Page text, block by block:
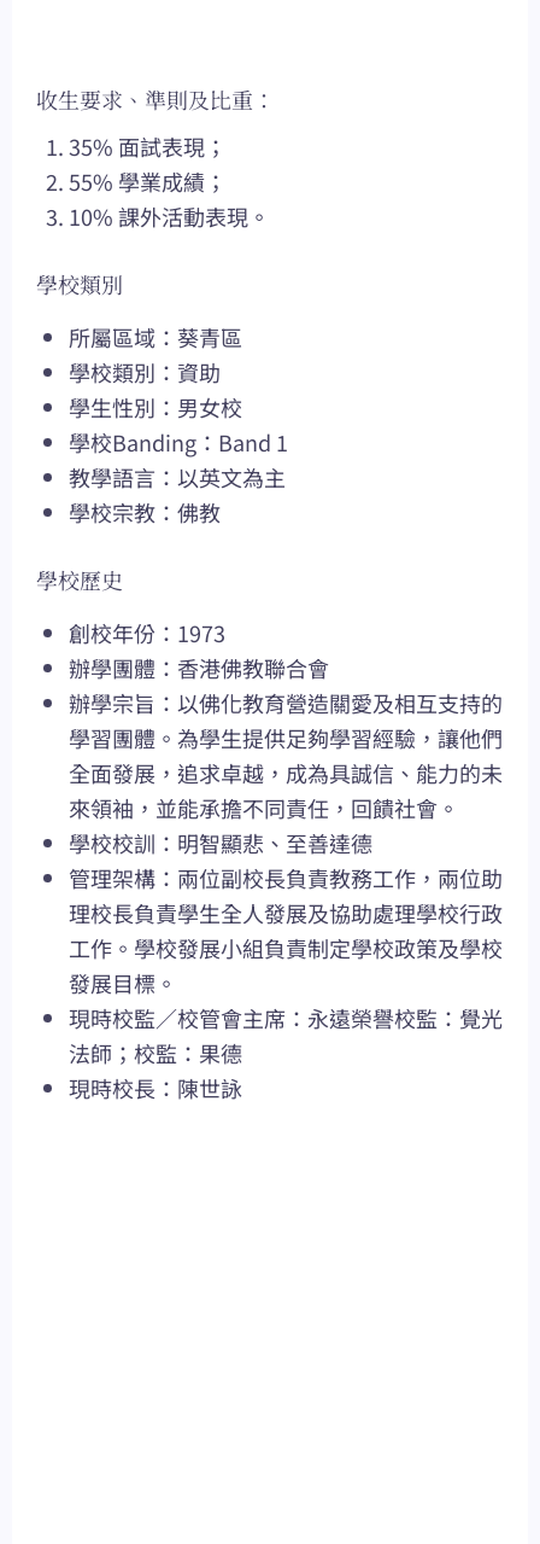
收生要求、準則及比重：
35% 面試表現；
55% 學業成績；
10% 課外活動表現。
學校類別
所屬區域：葵青區
學校類別：資助
學生性別：男女校
學校Banding：Band 1
教學語言：以英文為主
學校宗教：佛教
學校歷史
創校年份：1973
辦學團體：香港佛教聯合會
辦學宗旨：以佛化教育營造關愛及相互支持的
學習團體。為學生提供足夠學習經驗，讓他們
全面發展，追求卓越，成為具誠信、能力的未
來領袖，並能承擔不同責任，回饋社會。
學校校訓：明智顯悲、至善達德
管理架構：兩位副校長負責教務工作，兩位助
理校長負責學生全人發展及協助處理學校行政
工作。學校發展小組負責制定學校政策及學校
發展目標。
現時校監／校管會主席：永遠榮譽校監：覺光
法師；校監：果德
現時校長：陳世詠